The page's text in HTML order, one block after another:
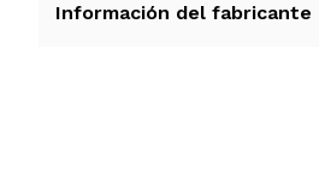
Información del fabricante